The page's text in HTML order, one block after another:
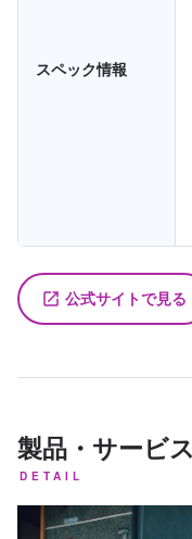
スペック情報
launch 公式サイトで見る
製品・サービ
DETAIL